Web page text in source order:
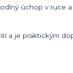
úchop v ruce
a je praktickým